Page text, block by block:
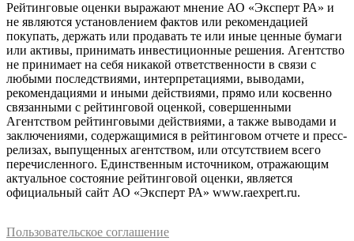
Рейтинговые оценки выражают мнение АО «Эксперт РА» и
не являются установлением фактов или рекомендацией
покупать, держать или продавать те или иные ценные бумаги
или активы, принимать инвестиционные решения. Агентство
не принимает на себя никакой ответственности в связи с
любыми последствиями, интерпретациями, выводами,
рекомендациями и иными действиями, прямо или косвенно
связанными с рейтинговой оценкой, совершенными
Агентством рейтинговыми действиями, а также выводами и
заключениями, содержащимися в рейтинговом отчете и пресс-
релизах, выпущенных агентством, или отсутствием всего
перечисленного. Единственным источником, отражающим
актуальное состояние рейтинговой оценки, является
официальный сайт АО «Эксперт РА» www.raexpert.ru.
Пользовательское соглашение